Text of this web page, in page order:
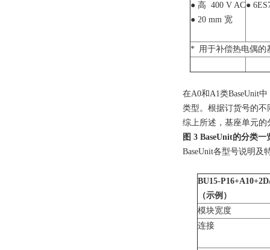
● 高 400 V AC
● 20 mm 宽
●
* 用于补偿热电偶的
在A0和A1类BaseUnit中
类型。根据订货号的不
综上所述，基座单元
图 3 BaseUnit的分类一
BaseUnit各型号说明及
BU15-
（示例）
模块宽度
连接